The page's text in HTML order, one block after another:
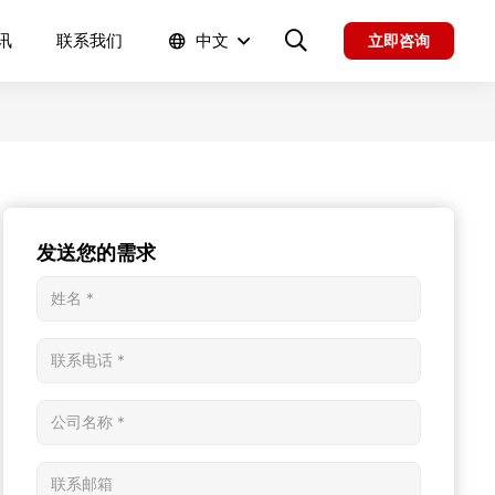
联系我们 中文 立即咨询
发送您的需求